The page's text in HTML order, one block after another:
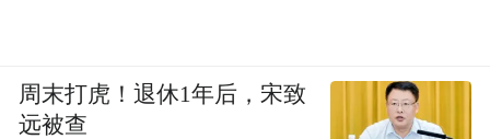
周末打虎！退休1年后，宋致
远被查